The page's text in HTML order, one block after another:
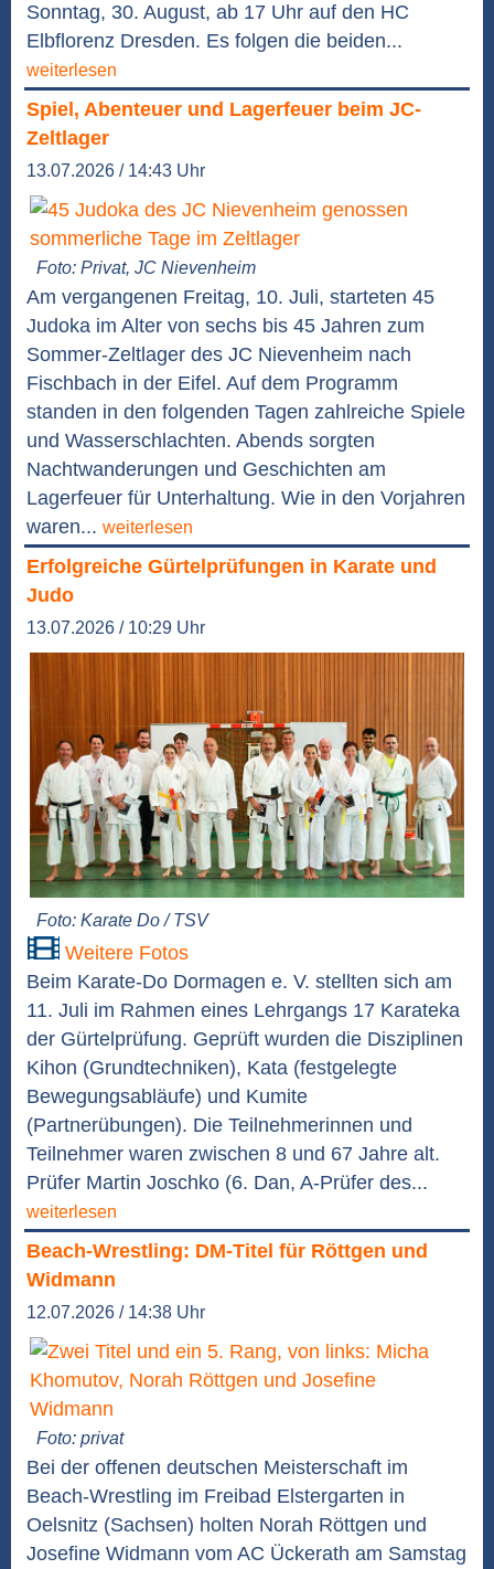
Sonntag, 30. August, ab 17 Uhr auf den HC
Elbflorenz Dresden. Es folgen die beiden...
weiterlesen
Spiel, Abenteuer und Lagerfeuer beim JC-
Zeltlager
13.07.2026 / 14:43 Uhr
Foto: Privat, JC Nievenheim
Am vergangenen Freitag, 10. Juli, starteten 45
Judoka im Alter von sechs bis 45 Jahren zum
Sommer-Zeltlager des JC Nievenheim nach
Fischbach in der Eifel. Auf dem Programm
standen in den folgenden Tagen zahlreiche Spiele
und Wasserschlachten. Abends sorgten
Nachtwanderungen und Geschichten am
Lagerfeuer für Unterhaltung. Wie in den Vorjahren
waren... weiterlesen
Erfolgreiche Gürtelprüfungen in Karate und
Judo
13.07.2026 / 10:29 Uhr
Foto: Karate Do / TSV
Weitere Fotos
Beim Karate-Do Dormagen e. V. stellten sich am
11. Juli im Rahmen eines Lehrgangs 17 Karateka
der Gürtelprüfung. Geprüft wurden die Disziplinen
Kihon (Grundtechniken), Kata (festgelegte
Bewegungsabläufe) und Kumite
(Partnerübungen). Die Teilnehmerinnen und
Teilnehmer waren zwischen 8 und 67 Jahre alt.
Prüfer Martin Joschko (6. Dan, A-Prüfer des...
weiterlesen
Beach-Wrestling: DM-Titel für Röttgen und
Widmann
12.07.2026 / 14:38 Uhr
Foto: privat
Bei der offenen deutschen Meisterschaft im
Beach-Wrestling im Freibad Elstergarten in
Oelsnitz (Sachsen) holten Norah Röttgen und
Josefine Widmann vom AC Ückerath am Samstag